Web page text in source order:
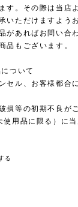
す。その際は当店
いただけますよう
があればお問い合
品もございます。
ついて
セル、お客様都合
損等の初期不良が
用品に限る）に当
る